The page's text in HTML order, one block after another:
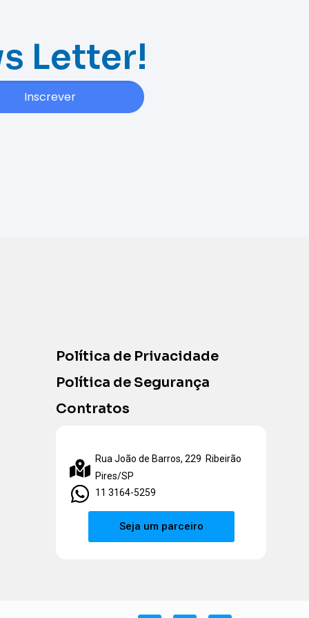
Letter!
Inscrever
Política de Privacidade
Política de Segurança
Contratos
Rua João de Barros, 229 Ribeirão
Pires/SP
11 3164-5259
Seja um parceiro